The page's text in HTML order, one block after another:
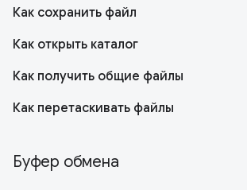
Как сохранить файл
Как открыть каталог
Как получить общие файлы
Как перетаскивать файлы
Буфер обмена